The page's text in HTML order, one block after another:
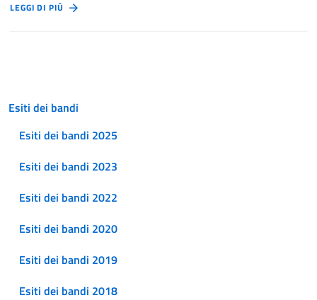
LEGGI DI PIÙ
Esiti dei bandi
Esiti dei bandi 2025
Esiti dei bandi 2023
Esiti dei bandi 2022
Esiti dei bandi 2020
Esiti dei bandi 2019
Esiti dei bandi 2018